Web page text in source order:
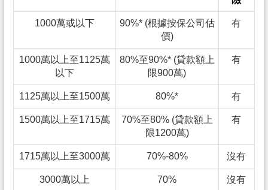
1000萬或以下
90%* (根據按保公司估
價)
有
1000萬以上至1125萬
以下
80%至90%* (貸款額上
限900萬)
有
1125萬以上至1500萬 80%* 有
1500萬以上至1715萬
70%至80% (貸款額上
限1200萬)
有
1715萬以上至3000萬 70%-80% 沒有
3000萬以上 70% 沒有